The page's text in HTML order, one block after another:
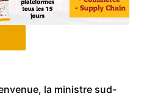
la ministre sud-